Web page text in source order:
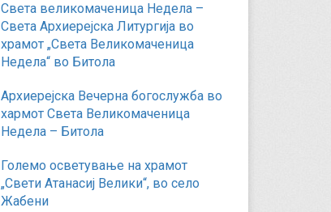
Света великомаченица Недела –
Света Архиерејска Литургија во
храмот „Света Великомаченица
Недела“ во Битола
Архиерејска Вечерна богослужба во
хармот Света Великомаченица
Недела – Битола
Големо осветување на храмот
„Свети Атанасиј Велики“, во село
Жабени